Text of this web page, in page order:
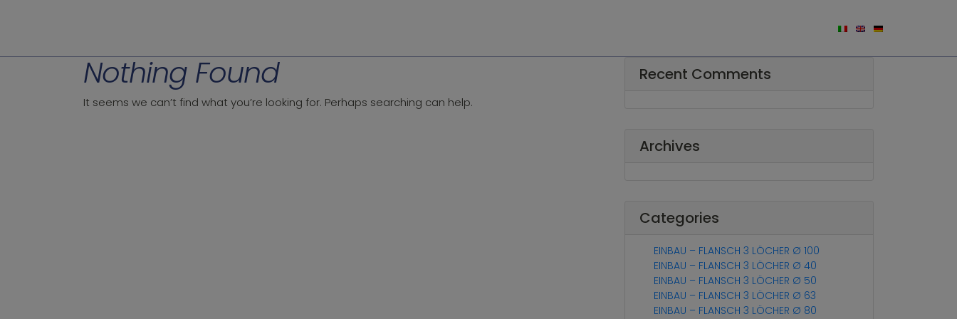
Nothing Found
It seems we can’t find what you’re looking for. Perhaps searching can help.
Recent Comments
Archives
Categories
EINBAU – FLANSCH 3 LÖCHER Ø 100
EINBAU – FLANSCH 3 LÖCHER Ø 40
EINBAU – FLANSCH 3 LÖCHER Ø 50
EINBAU – FLANSCH 3 LÖCHER Ø 63
EINBAU – FLANSCH 3 LÖCHER Ø 80